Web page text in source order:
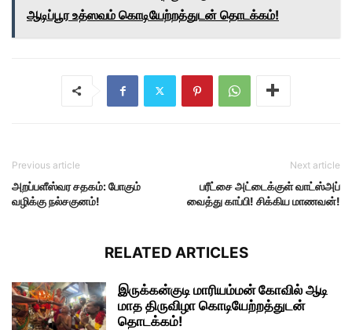
ஆடிப்பூர உத்ஸவம் கொடியேற்றத்துடன் தொடக்கம்!
Previous article
அறப்பளீஸ்வர சதகம்: போகும்
வழிக்கு நல்சகுனம்!
Next article
பரீட்சை அட்டைக்குள் வாட்ஸ்அப்
வைத்து காப்பி! சிக்கிய மாணவன்!
RELATED ARTICLES
இருக்கன்குடி மாரியம்மன் கோவில் ஆடி
மாத திருவிழா கொடியேற்றத்துடன்
தொடக்கம்!